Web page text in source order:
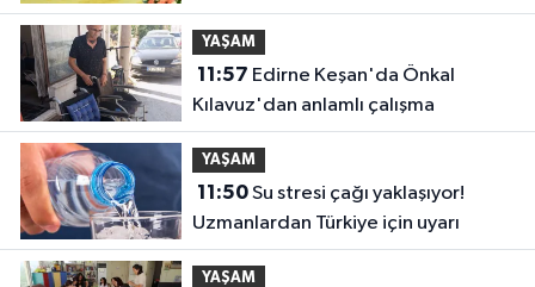
YAŞAM
11:57
Kılavuz'dan anlamlı çalışma
YAŞAM
11:50Su stresi çağı yaklaşıyor!
Uzmanlardan Türkiye için uyarı
YAŞAM